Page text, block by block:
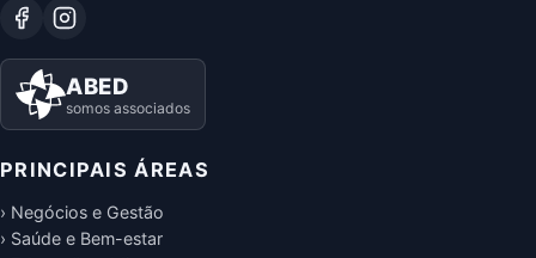
ABED
somos associados
PRINCIPAIS ÁREAS
› Negócios e Gestão
› Saúde e Bem-estar